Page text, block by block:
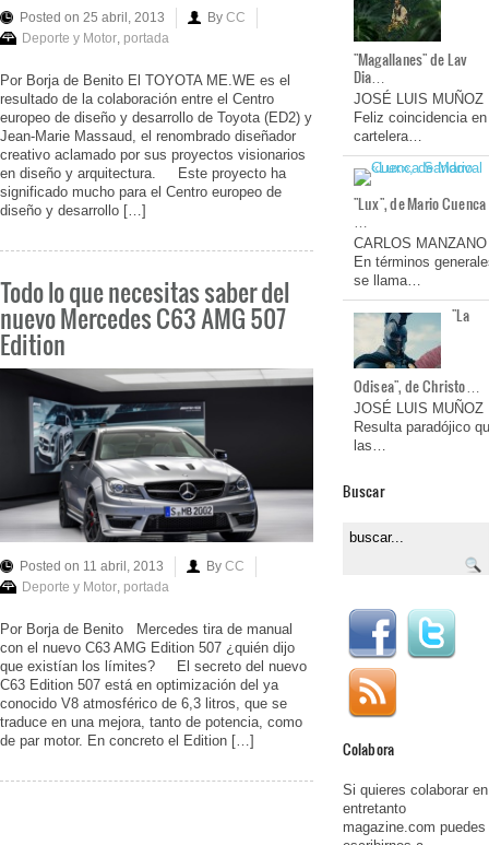
Posted on 25 abril, 2013 By CC
Deporte y Motor, portada
Por Borja de Benito El TOYOTA ME.WE es el
resultado de la colaboración entre el Centro
europeo de diseño y desarrollo de Toyota (ED2) y
Jean-Marie Massaud, el renombrado diseñador
creativo aclamado por sus proyectos visionarios
en diseño y arquitectura. Este proyecto ha
significado mucho para el Centro europeo de
diseño y desarrollo […]
Todo lo que necesitas saber del
nuevo Mercedes C63 AMG 507
Edition
Posted on 11 abril, 2013 By CC
Deporte y Motor, portada
Por Borja de Benito Mercedes tira de manual
con el nuevo C63 AMG Edition 507 ¿quién dijo
que existían los límites? El secreto del nuevo
C63 Edition 507 está en optimización del ya
conocido V8 atmosférico de 6,3 litros, que se
traduce en una mejora, tanto de potencia, como
de par motor. En concreto el Edition […]
"Magallanes" de Lav
Dia…
JOSÉ LUIS MUÑOZ
Feliz coincidencia en
cartelera…
"Lux", de Mario Cuenca
…
CARLOS MANZANO
En términos
se llama…
"La
Odisea", de Christo…
JOSÉ LUIS MUÑOZ
Resulta paradójico
las…
Buscar
Colabora
Si quieres colaborar en
entretanto
magazine.com puedes